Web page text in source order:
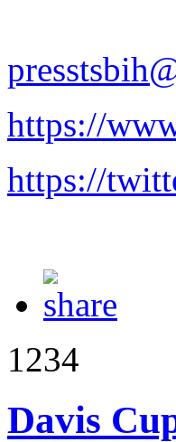
https://
https://
1234
Davis